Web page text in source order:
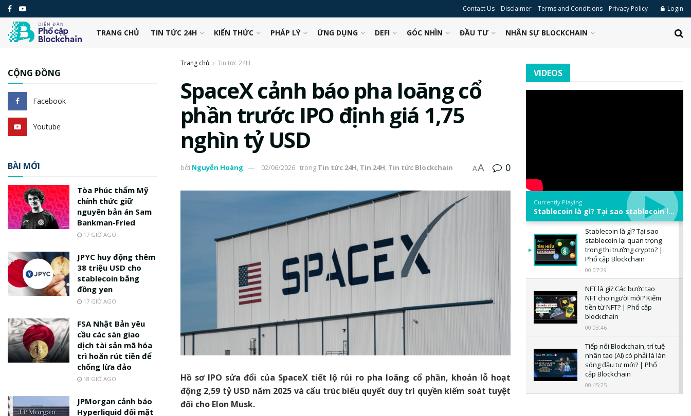
Contact Us Disclaimer Terms and Conditions Privacy Policy Login
TRANG CHỦ TIN TỨC 24H KIẾN THỨC PHÁP LÝ ỨNG DỤNG DEFI GÓC NHÌN ĐẦU TƯ NHÂN SỰ BLOCKCHAIN
Trang chủ Tin tức 24H
SpaceX cảnh báo pha loãng cổ
phần trước IPO định giá 1,75
nghìn tỷ USD
bởi Nguyễn Hoàng 02/06/2026 trong Tin tức 24H, Tin 24H, Tin tức Blockchain AA 0
Hồ sơ IPO sửa đổi của SpaceX tiết lộ rủi ro pha loãng cổ phần, khoản lỗ hoạt
động 2,59 tỷ USD năm 2025 và cấu trúc biểu quyết duy trì quyền kiểm soát tuyệt
đối cho Elon Musk.
CỘNG ĐỒNG
Facebook
Youtube
BÀI MỚI
Tòa Phúc thẩm Mỹ
chính thức giữ
nguyên bản án Sam
Bankman-Fried
17 GIỜ AGO
JPYC huy động thêm
38 triệu USD cho
stablecoin bằng
đồng yen
17 GIỜ AGO
FSA Nhật Bản yêu
cầu các sàn giao
dịch tài sản mã hóa
trì hoãn rút tiền để
chống lừa đảo
18 GIỜ AGO
JPMorgan cảnh báo
Hyperliquid đối mặt
VIDEOS
Currently Playing
Stablecoin là gì? Tại sao stablecoin lại quan trọng trong thị trường crypto? | Phổ cập Blockchain
Stablecoin là gì? Tại sao
stablecoin lại quan trọng
trong thị trường crypto? |
Phổ cập Blockchain
00:07:29
NFT là gì? Các bước tạo
NFT cho người mới? Kiếm
tiền từ NFT? | Phổ cập
blockchain
00:03:46
Tiếp nối Blockchain, trí tuệ
nhân tạo (AI) có phải là làn
sóng đầu tư mới? | Phổ
cập Blockchain
00:45:25